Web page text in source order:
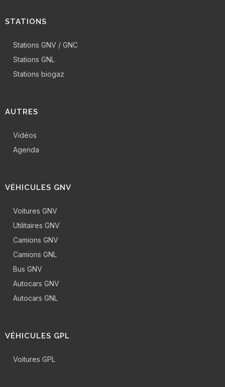
STATIONS
Stations GNV / GNC
Stations GNL
Stations biogaz
AUTRES
Vidéos
Agenda
VÉHICULES GNV
Voitures GNV
Utilitaires GNV
Camions GNV
Camions GNL
Bus GNV
Autocars GNV
Autocars GNL
VÉHICULES GPL
Voitures GPL